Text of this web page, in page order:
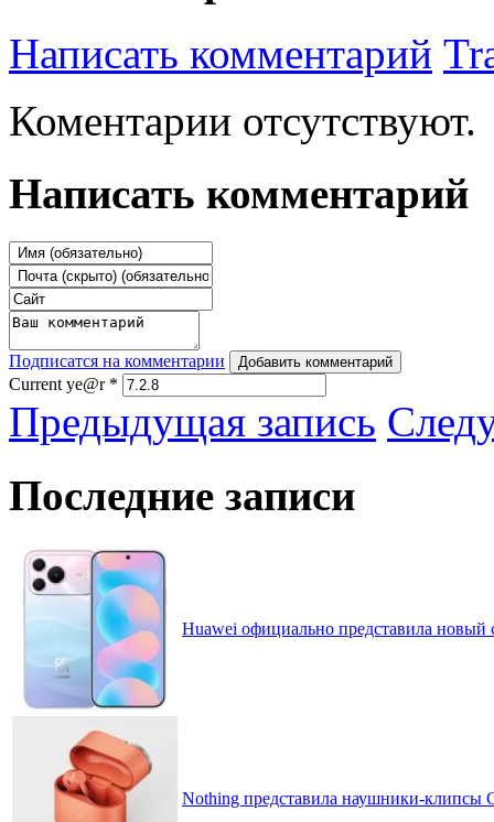
Написать комментарий
Коментарии отсутствуют.
Написать комментарий
Подписатся на комментарии Добавить комментарий
Current ye@r *
Предыдущая запись
Последние записи
Huawei официально представила
Nothing представила наушники-клипсы